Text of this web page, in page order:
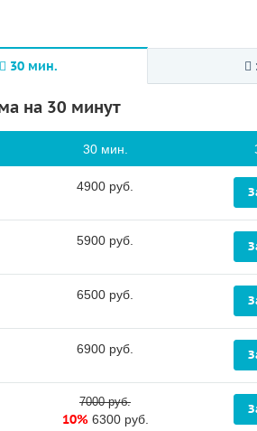
30 мин.
на 30 минут
30 мин.
4900 руб.
5900 руб.
6500 руб.
6900 руб.
7000 руб.
10% 6300 руб.